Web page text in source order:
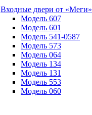
Входные двери от «Меги»
Модель 607
Модель 601
Модель 541-0587
Модель 573
Модель 064
Модель 134
Модель 131
Модель 553
Модель 060